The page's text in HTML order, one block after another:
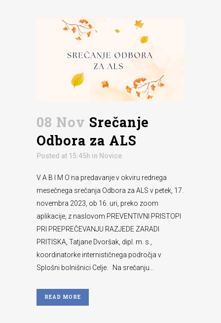
08 Nov Srečanje
Odbora za ALS
Posted at 15:45h in Novice
V A B I M O na predavanje v okviru rednega
mesečnega srečanja Odbora za ALS v petek, 17.
novembra 2023, ob 16. uri, preko zoom
aplikacije, z naslovom PREVENTIVNI PRISTOPI
PRI PREPREČEVANJU RAZJEDE ZARADI
PRITISKA, Tatjane Dvoršak, dipl. m. s.,
koordinatorke internističnega področja v
Splošni bolnišnici Celje. Na srečanju...
READ MORE